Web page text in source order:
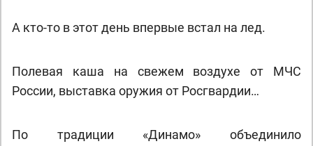
А кто-то в этот день впервые встал на лед.
Полевая каша на свежем воздухе от МЧС
России, выставка оружия от Росгвардии…
По традиции «Динамо» объединило